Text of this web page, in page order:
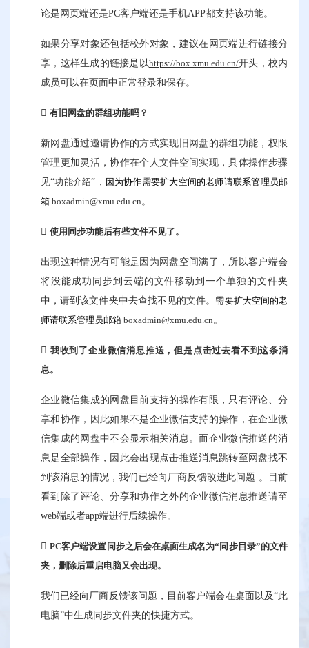
论是网页端还是PC客户端还是手机APP都支持该功能。
如果分享对象还包括校外对象，建议在网页端进行链接分
享，这样生成的链接是以https://box.xmu.edu.cn/开头，校内
成员可以在页面中正常登录和保存。
有旧网盘的群组功能吗？
新网盘通过邀请协作的方式实现旧网盘的群组功能，权限
管理更加灵活，协作在个人文件空间实现，具体操作步骤
见“功能介绍”， 因为协作需要扩大空间的老师请联系管理员邮
箱 boxadmin@xmu.edu.cn 。
使用同步功能后有些文件不见了。
出现这种情况有可能是因为网盘空间满了，所以客户端会
将没能成功同步到云端的文件移动到一个单独的文件夹
中，请到该文件夹中去查找不见的文件。
需要扩大空间的老
师请联系管理员邮箱 boxadmin@xmu.edu.cn 。
我收到了企业微信消息推送，但是点击过去看不到这条消
息。
企业微信集成的网盘目前支持的操作有限，只有评论、分
享和协作，因此如果不是企业微信支持的操作，在企业微
信集成的网盘中不会显示相关消息。而企业微信推送的消
息是全部操作，因此会出现点击推送消息跳转至网盘找不
到该消息的情况，我们已经向厂商反馈改进此问题 。目前
看到除了评论、分享和协作之外的企业微信消息推送请至
web端或者app端进行后续操作。
PC客户端设置同步之后会在桌面生成名为“同步目录”的文件
夹，删除后重启电脑又会出现。
我们已经向厂商反馈该问题，目前客户端会在桌面以及“此
电脑”中生成同步文件夹的快捷方式。